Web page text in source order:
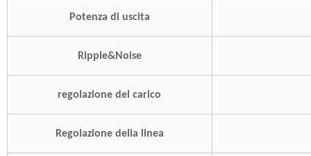
Potenza di uscita
Ripple&Noise
regolazione del carico
Regolazione della linea